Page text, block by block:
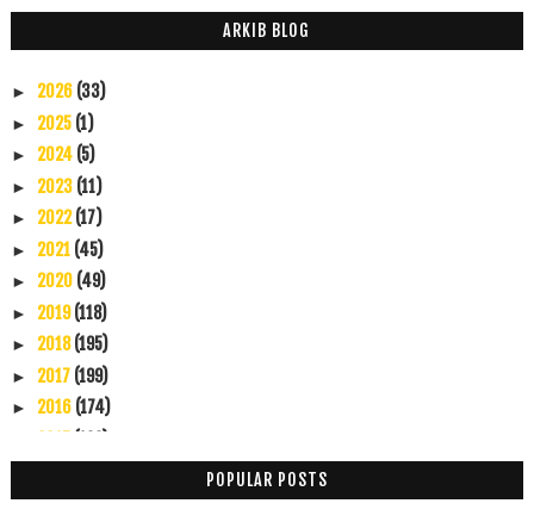
ARKIB BLOG
► 2026 (33)
► 2025 (1)
► 2024 (5)
► 2023 (11)
► 2022(17)
► 2021 (45)
► 2020 (49)
► 2019(118)
► 2018(195)
► 2017 (199)
► 2016 (174)
►2013(53)
POPULAR POSTS